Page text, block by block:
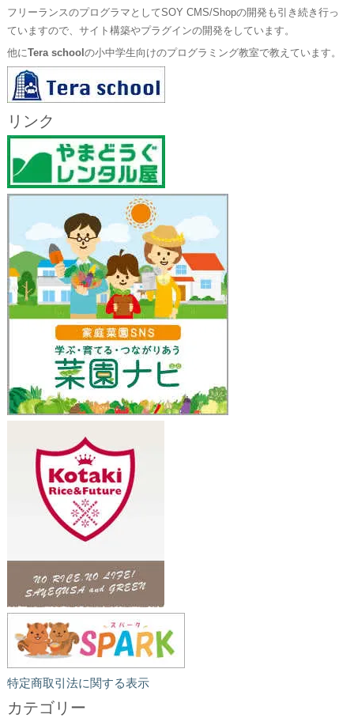
フリーランスのプログラマとしてSOY CMS/Shopの開発も引き続き行っ
ていますので、サイト構築やプラグインの開発をしています。
他にTera school の小中学生向けのプログラミング教室で教えています。
リンク
特定商取引法に関する表示
カテゴリー